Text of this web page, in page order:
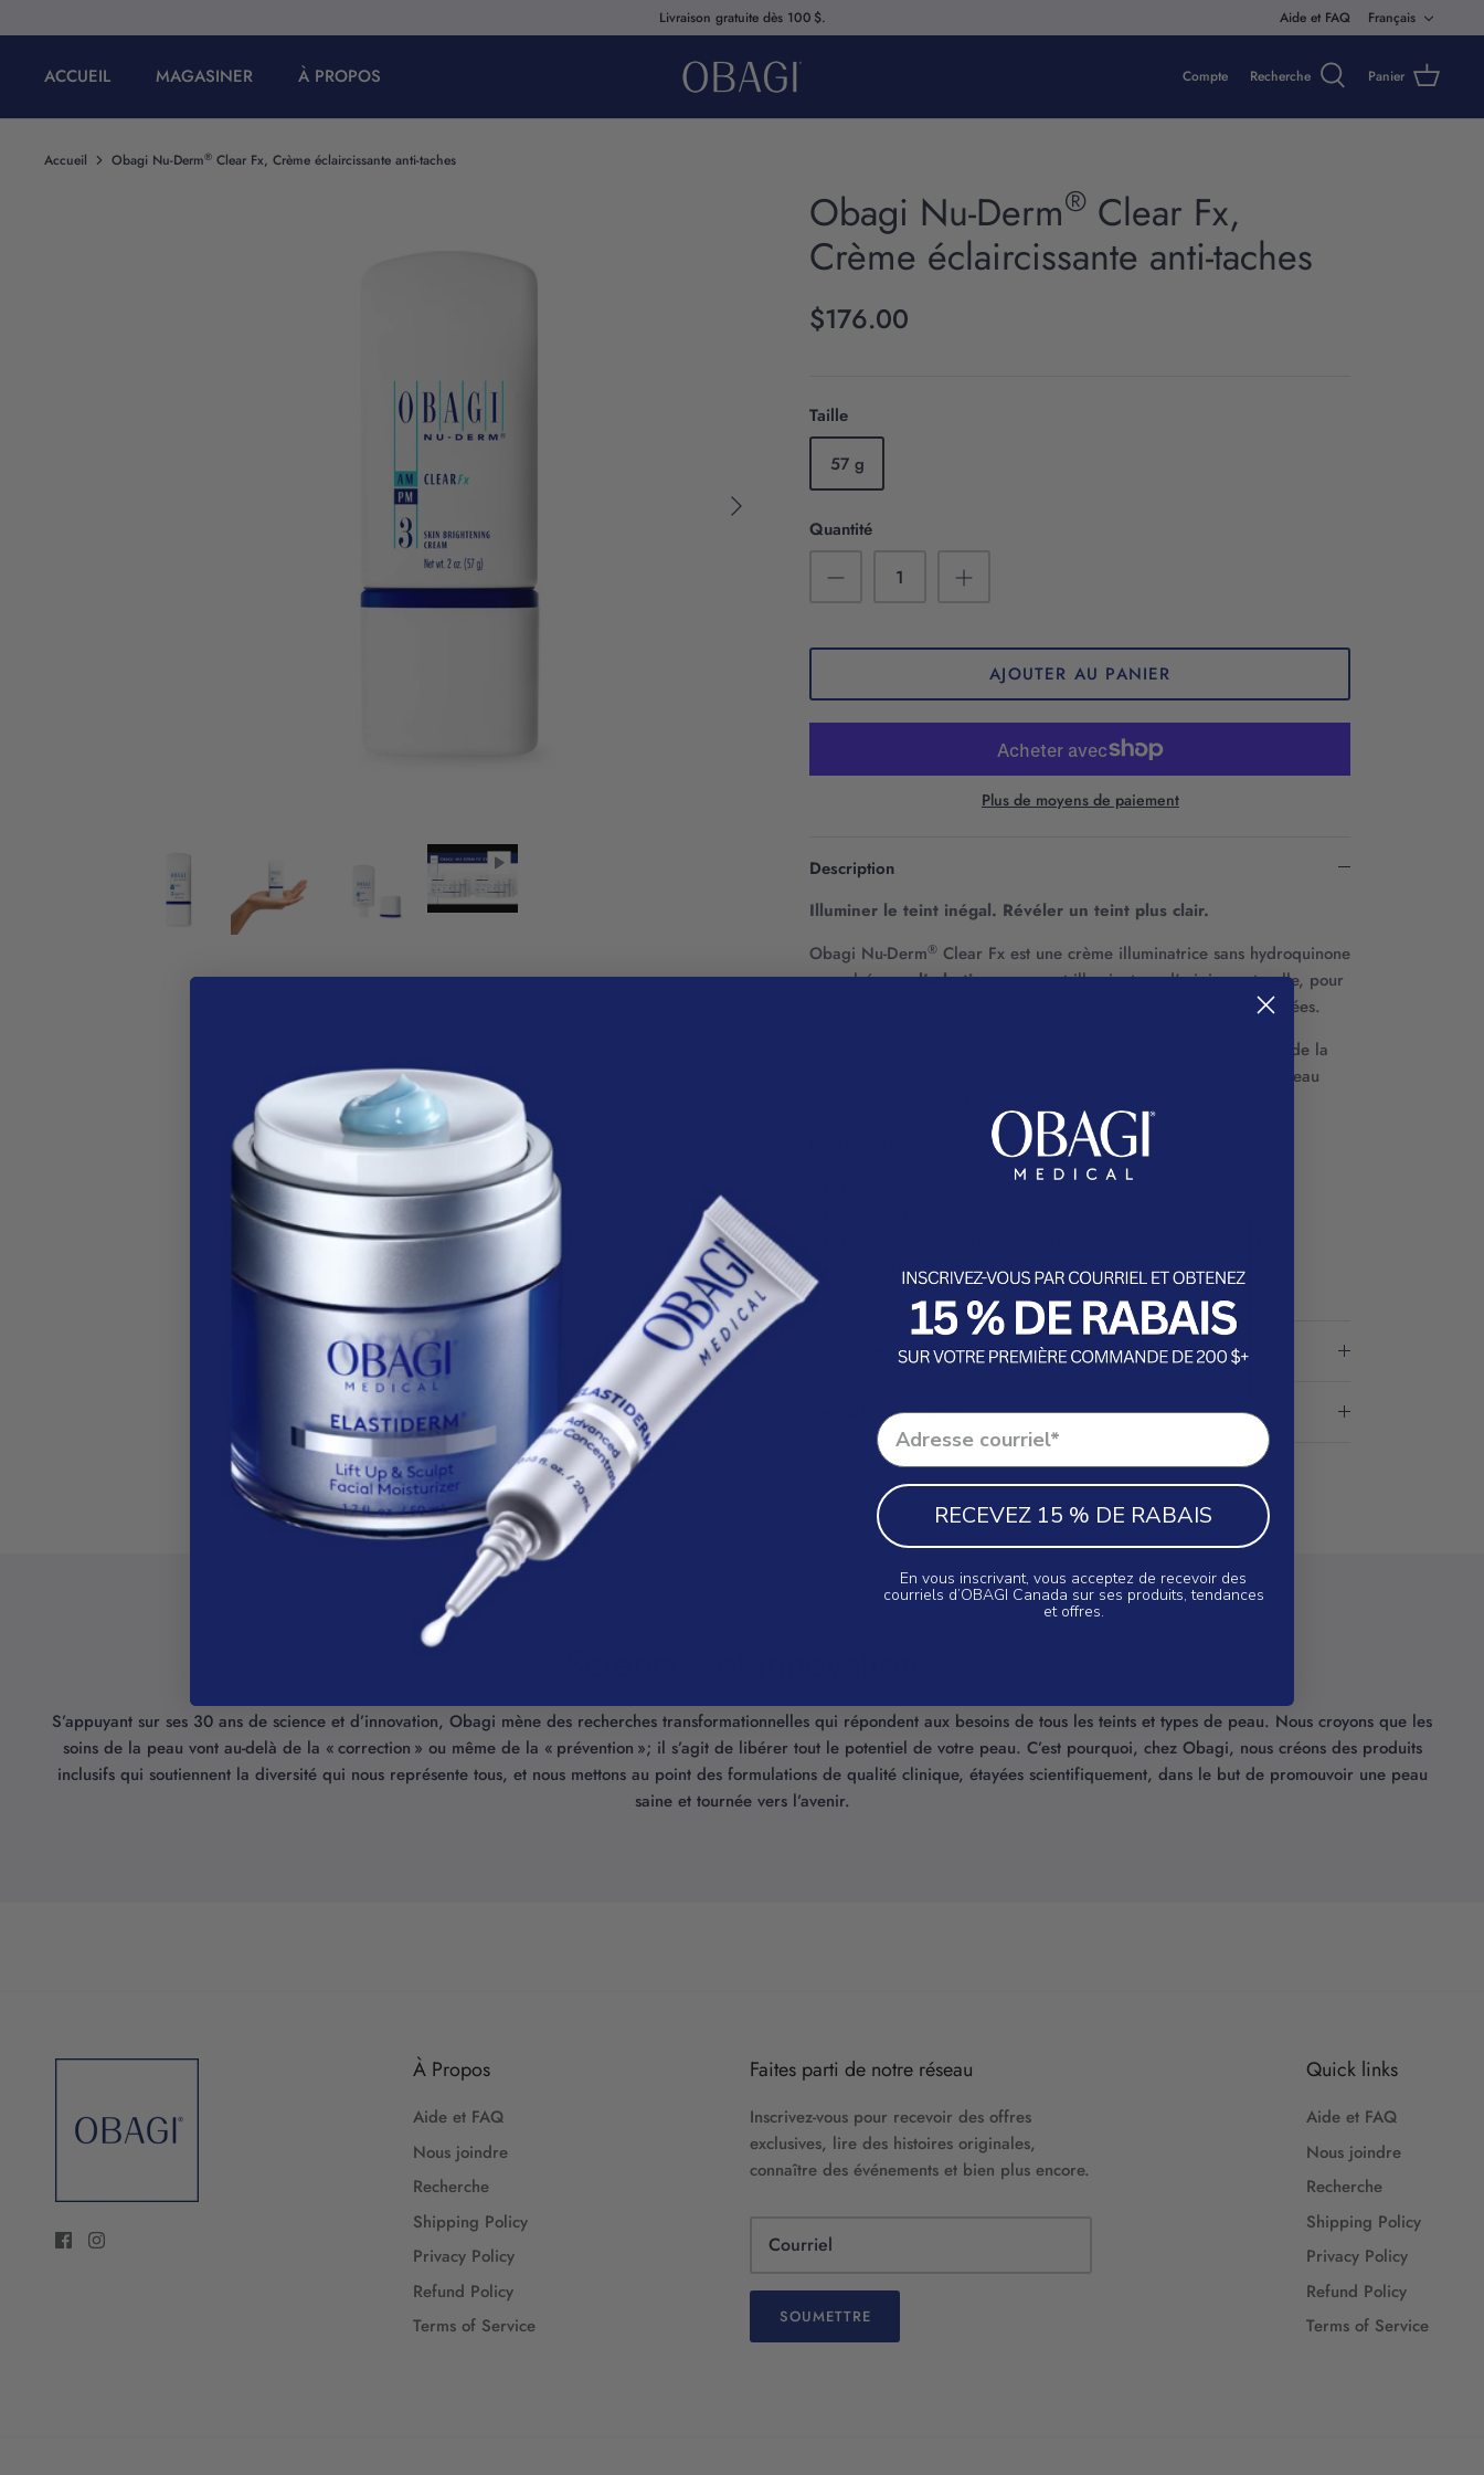
au
contenu
Livraison gratuite dès 100 $. Aide et FAQ Langue
Français
ACCUEIL MAGASINER À PROPOS Compte Recherche Panier
Accueil Obagi Nu-Derm® Clear Fx, Crème éclaircissante anti-taches
Obagi Nu-Derm® Clear Fx,
Crème éclaircissante anti-taches
$176.00
Taille
57 g
Quantité
AJOUTER AU PANIER
Plus de moyens de paiement
Description
Illuminer le teint inégal. Révéler un teint plus clair.
Obagi Nu-Derm® Clear Fx est une crème illuminatrice sans hydroquinone
propulsée parl'arbutine, un agent illuminateur d'origine naturelle, pour
aider à améliorer l'apparence d'un teint inégal et des taches foncées.
Combinée à des antioxydants, elle agit pour réduire l'apparence de la
décoloration tout en soutenant la clarté et l'éclat généraux de la peau
Soutient un teint plus clair et plus radieux
Conseils d'utilisation
S’appuyant sur ses 30 ans de science et d’innovation, Obagi mène des recherches transformationnelles qui répondent aux besoins de tous les teints et types de peau. Nous croyons que les
soins de la peau vont au-delà de la « correction » ou même de la « prévention »; il s’agit de libérer tout le potentiel de votre peau. C’est pourquoi, chez Obagi, nous créons des produits
inclusifs qui soutiennent la diversité qui nous représente tous, et nous mettons au point des formulations de qualité clinique, étayées scientifiquement, dans le but de promouvoir une peau
saine et tournée vers l’avenir.
À Propos
Aide et FAQ
Nous joindre
Recherche
Shipping Policy
Privacy Policy
Refund Policy
Terms of Service
Faites parti de notre réseau
Inscrivez-vous pour recevoir des offres
exclusives, lire des histoires originales,
connaître des événements et bien plus encore.
SOUMETTRE
Quick links
Aide et FAQ
Nous joindre
Recherche
Shipping Policy
Privacy Policy
Refund Policy
Terms of Service
RECEVEZ 15 % DE RABAIS
En vous inscrivant, vous acceptez de recevoir des
courriels d’OBAGI Canada sur ses produits, tendances
et offres.